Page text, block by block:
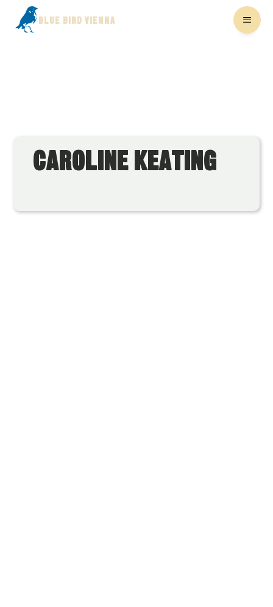
BLUE BIRD VIENNA
CAROLINE KEATING